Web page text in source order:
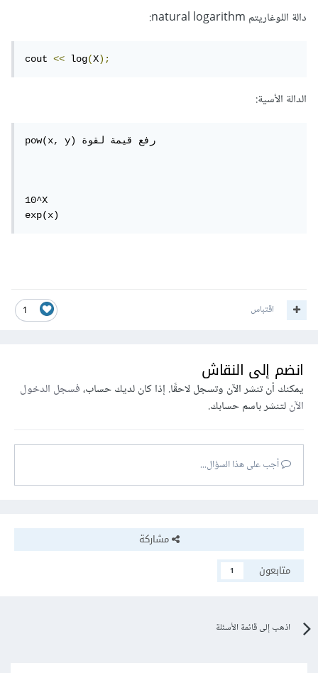
دالة اللوغاريتم natural logarithm:
cout << log(X);
الدالة الأسية:
pow(x, y) رفع قيمة لقوة
10^X
exp(x)
1 اقتباس
انضم إلى النقاش
يمكنك أن تنشر الآن وتسجل لاحقًا. إذا كان لديك حساب،فسجل الدخول
الآنلتنشر باسم حسابك.
أجب على هذا السؤال...
مشاركة
متابعون
1
اذهب إلى قائمة الأسئلة